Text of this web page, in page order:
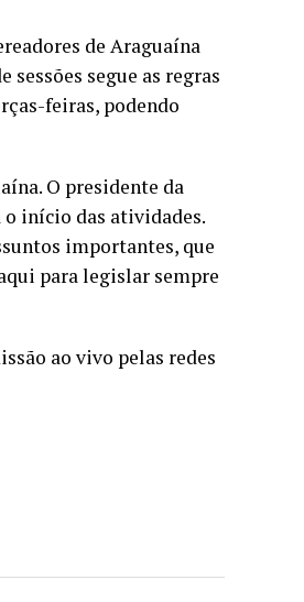
de Araguaína
segue as regras
feiras, podendo
O presidente da
o início das atividades.
importantes, que
para legislar sempre
ao vivo pelas redes